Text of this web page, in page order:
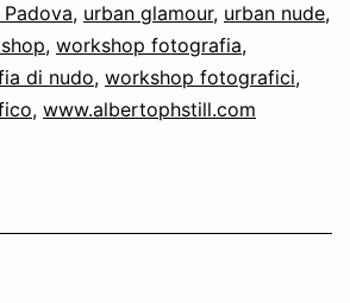
, urban glamour, urban nude,
, workshop fotografia,
di nudo, workshop fotografici,
, www.albertophstill.com